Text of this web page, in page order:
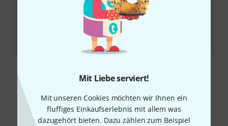
Mit Liebe serviert!
Mit unseren Cookies möchten wir Ihnen ein
fluffiges Einkaufserlebnis mit allem was
dazugehört bieten. Dazu zählen zum Beispiel
6
In 8–10 Wochen lieferbar
UVP: 13,73
Kostenloser Versand ab 29 €